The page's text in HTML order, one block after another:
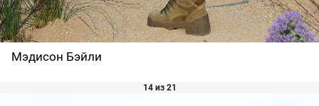
Мэдисон Бэйли
14 из 21